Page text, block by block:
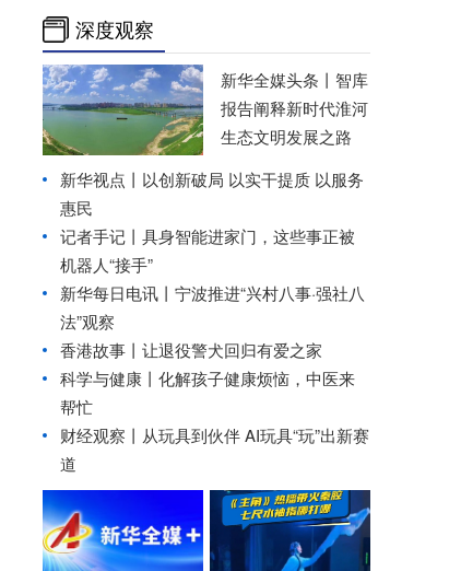
深度观察
新华全媒头条丨 智库
报告阐释新时代淮河
生态文明发展之路
新华视点丨
以创新破局 以实干提质 以服务
惠民
记者手记丨具身智能进家门，这些事正被
机器人“接手”
新华每日电讯丨 宁波推进“兴村八事·强社八
法”观察
香港故事丨 让退役警犬回归有爱之家
科学与健康丨化解孩子健康烦恼，中医来
帮忙
财经观察丨
从玩具到伙伴 AI玩具“玩”出新赛
道